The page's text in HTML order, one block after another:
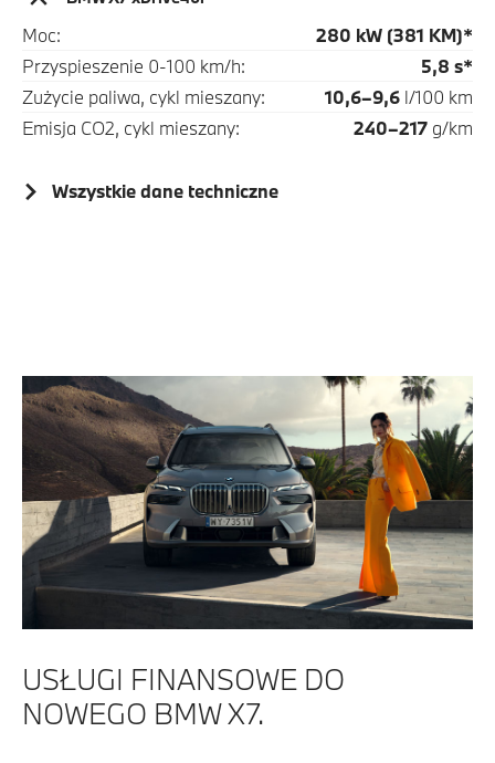
Moc:
280 kW (381 KM)*
Przyspieszenie 0-100 km/h:
5,8 s*
Zużycie paliwa, cykl mieszany:
10,6–9,6 l/100 km
Emisja CO2, cykl mieszany:
240–217 g/km
Wszystkie dane techniczne
USŁUGI FINANSOWE DO
NOWEGO BMW X7.